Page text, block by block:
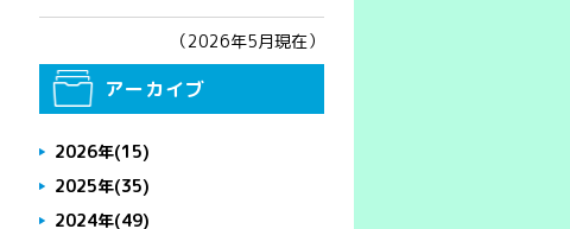
（2026年5月現在）
アーカイブ
2026年(15)
2025年(35)
2024年(49)